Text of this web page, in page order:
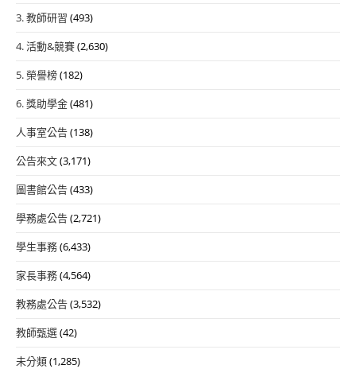
3. 教師研習 (493)
4. 活動&競賽(2,630)
5. 榮譽榜(182)
6. 獎助學金(481)
人事室公告(138)
公告來文(3,171)
圖書館公告(433)
學務處公告(2,721)
學生事務(6,433)
家長事務(4,564)
教務處公告(3,532)
教師甄選(42)
未分類(1,285)